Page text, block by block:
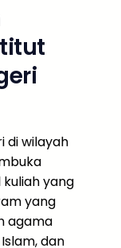
di wilayah
yang
yang
agama
dan